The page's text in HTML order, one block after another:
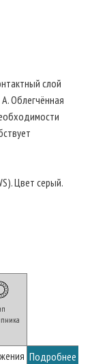
слой
Облегчённая
Цвет серый.
Подробнее